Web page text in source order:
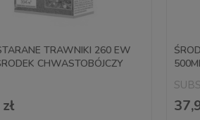
TRAWNIKI 260 EW
CHWASTOBÓJCZY